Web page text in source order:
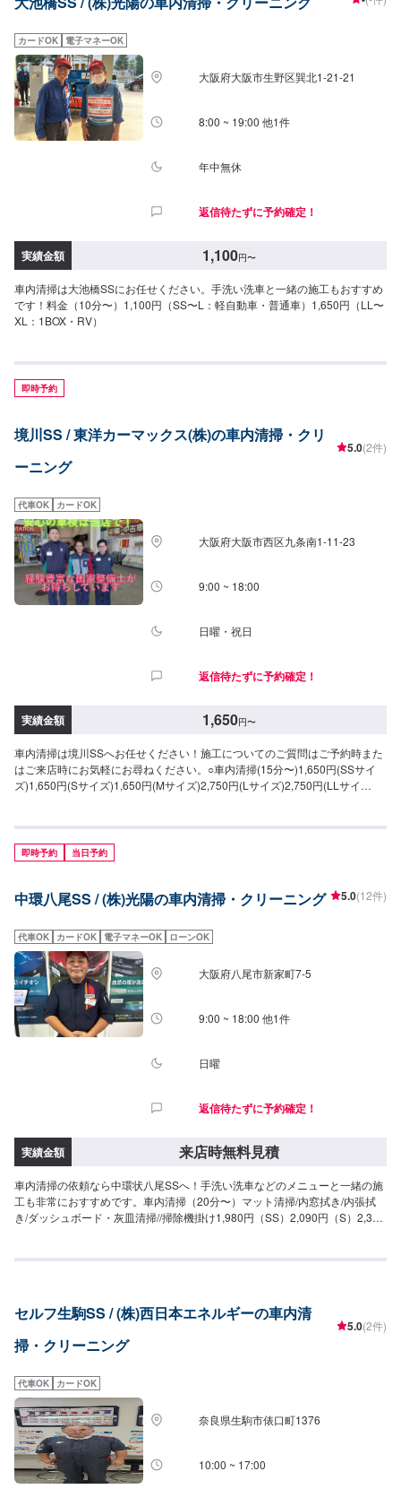
カードOK 電子マネーOK
大阪府大阪市生野区巽北1-21-21
8:00 ~ 19:00 他1件
年中無休
返信待たずに予約確定！
実績金額 1,100円〜
車内清掃は大池橋SSにお任せください。手洗い洗車と一緒の施工もおすすめ
です！料金（10分〜）1,100円（SS〜L：軽自動車・普通車）1,650円（LL〜
XL：1BOX・RV）
即時予約
境川SS / 東洋カーマックス(株)の車内清掃・クリ
ーニング
5.0(2件)
代車OK カードOK
大阪府大阪市西区九条南1-11-23
9:00 ~ 18:00
日曜・祝日
返信待たずに予約確定！
実績金額 1,650円〜
車内清掃は境川SSへお任せください！施工についてのご質問はご予約時また
はご来店時にお気軽にお尋ねください。○車内清掃(15分〜)1,650円(SSサイ
ズ)1,650円(Sサイズ)1,650円(Mサイズ)2,750円(Lサイズ)2,750円(LLサイ
円(Lサイズ)46,200円(LLサイズ)
即時予約 当日予約
中環八尾SS / (株)光陽の車内清掃・クリーニング 5.0(12件)
代車OK カードOK 電子マネーOK ローンOK
大阪府八尾市新家町7-5
9:00 ~ 18:00 他1件
日曜
返信待たずに予約確定！
実績金額 来店時無料見積
車内清掃の依頼なら中環状八尾SSへ！手洗い洗車などのメニューと一緒の施
工も非常におすすめです。車内清掃（20分〜）マット清掃/内窓拭き/内張拭
き/ダッシュボード・灰皿清掃//掃除機掛け1,980円（SS）2,090円（S）2,310
（S）51,900円（M）55,300円（L）60,800円（LL）71,100円（XL）シート
セルフ生駒SS / (株)西日本エネルギーの車内清
掃・クリーニング
5.0(2件)
代車OK カードOK
奈良県生駒市俵口町1376
10:00 ~ 17:00